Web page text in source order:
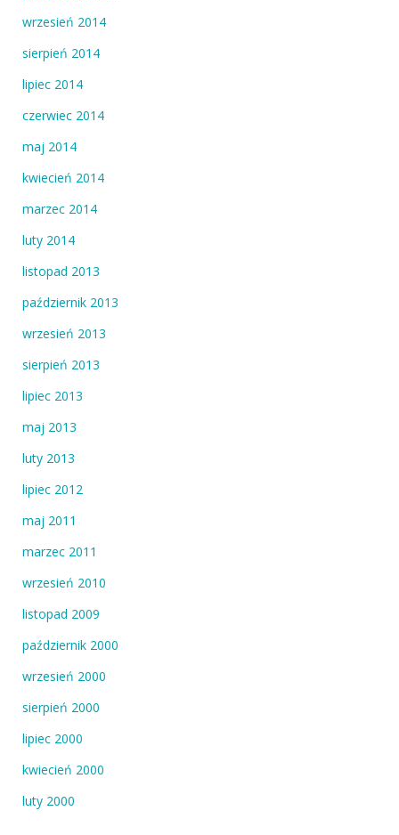
wrzesień 2014
sierpień 2014
lipiec 2014
czerwiec 2014
maj 2014
kwiecień 2014
marzec 2014
luty 2014
listopad 2013
październik 2013
wrzesień 2013
sierpień 2013
lipiec 2013
maj 2013
luty 2013
lipiec 2012
maj 2011
marzec 2011
wrzesień 2010
listopad 2009
październik 2000
wrzesień 2000
sierpień 2000
lipiec 2000
kwiecień 2000
luty 2000